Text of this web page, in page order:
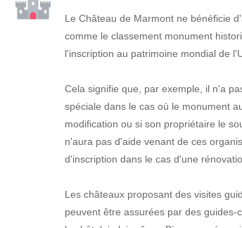
Le Château de Marmont ne bénéficie
comme le classement monument
l'inscription au patrimoine mondial de
Cela signifie que, par exemple, il n'a
spéciale dans le cas où le monument
modification ou si son propriétaire le
n'aura pas d'aide venant de ces
d'inscription dans le cas d'une
Les châteaux proposant des visites
peuvent être assurées par des guides-